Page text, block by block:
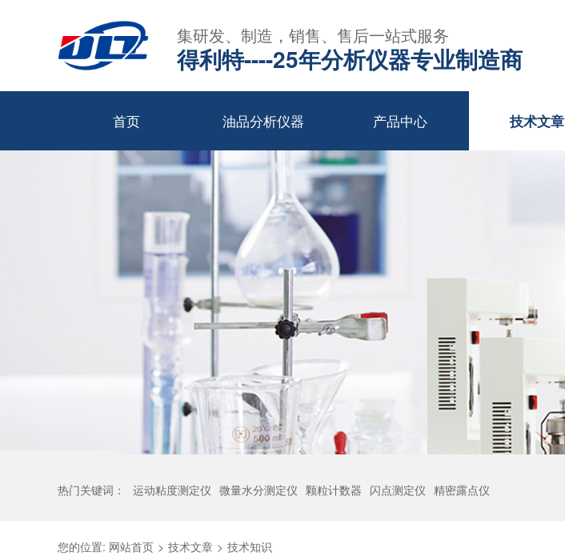
集研发、制造，销售、售后一站式服务
得利特----25年分析仪器专业制造商
首页 油品分析仪器 产品中心 技术文章
热门关键词： 运动粘度测定仪 微量水分测定仪 颗粒计数器 闪点测定仪 精密露点仪
您的位置: 网站首页 > 技术文章 > 技术知识